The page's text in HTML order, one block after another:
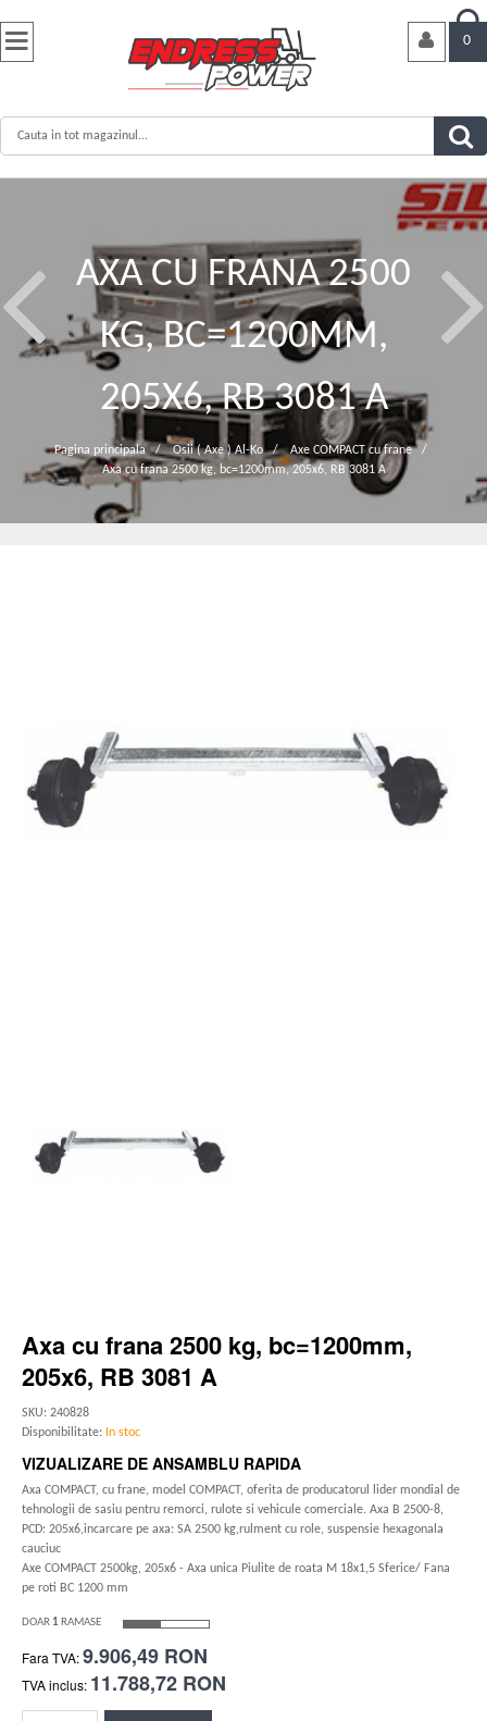

0

AXA CU FRANA 2500
KG, BC=1200MM,
205X6, RB 3081 A
Pagina principala / Osii ( Axe ) Al-Ko / Axe COMPACT cu frane
/
Axa cu frana 2500 kg, bc=1200mm, 205x6, RB 3081 A
Axa cu frana 2500 kg, bc=1200mm,
205x6, RB 3081 A
SKU: 240828
Disponibilitate: In stoc
VIZUALIZARE DE ANSAMBLU RAPIDA
Axa COMPACT, cu frane, model COMPACT, oferita de producatorul lider mondial de
tehnologii de sasiu pentru remorci, rulote si vehicule comerciale. Axa B 2500-8,
PCD: 205x6,incarcare pe axa: SA 2500 kg,rulment cu role, suspensie hexagonala
cauciuc
Axe COMPACT 2500kg, 205x6 - Axa unica Piulite de roata M 18x1,5 Sferice/ Fana
pe roti BC 1200 mm
DOAR 1 RAMASE
Fara TVA:9.906,49 RON
TVA inclus: 11.788,72 RON